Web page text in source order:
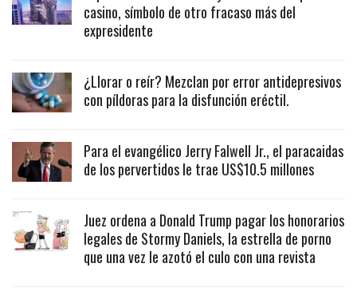
casino, símbolo de otro fracaso más del
expresidente
¿Llorar o reír? Mezclan por error antidepresivos
con píldoras para la disfunción eréctil.
Para el evangélico Jerry Falwell Jr., el paracaidas
de los pervertidos le trae US$10.5 millones
Juez ordena a Donald Trump pagar los honorarios
legales de Stormy Daniels, la estrella de porno
que una vez le azotó el culo con una revista